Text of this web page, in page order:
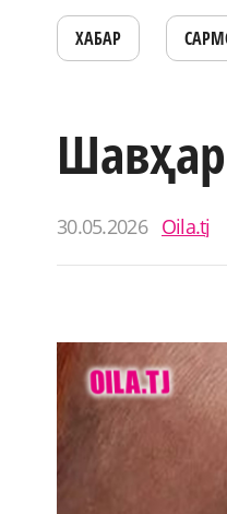
ХАБАР
30.05.2026 Oila.tj